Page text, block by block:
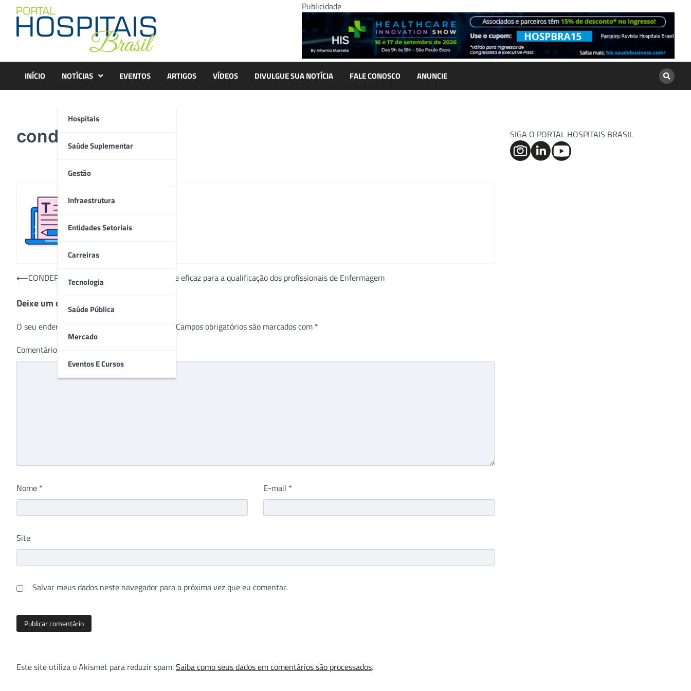
content
Publicidade
INÍCIO NOTÍCIAS
Hospitais
Saúde Suplementar
Gestão
Infraestrutura
Entidades Setoriais
Carreiras
Tecnologia
Saúde Pública
Mercado
Eventos E Cursos
EVENTOS ARTIGOS VÍDEOS DIVULGUE SUA NOTÍCIA FALE CONOSCO ANUNCIE
condepe
Navegação
Post
⟵CONDEPE traz o que há de mais moderno e eficaz para a qualificação dos profissionais de Enfermagem
Deixe um comentário
O seu endereço de e-mail não será publicado. Campos obrigatórios são marcados com *
Comentário
Nome * E-mail *
Site
Salvar meus dados neste navegador para a próxima vez que eu comentar.
Este site utiliza o Akismet para reduzir spam.Saiba como seus dados em comentários são processados.
SIGA O PORTAL HOSPITAIS BRASIL